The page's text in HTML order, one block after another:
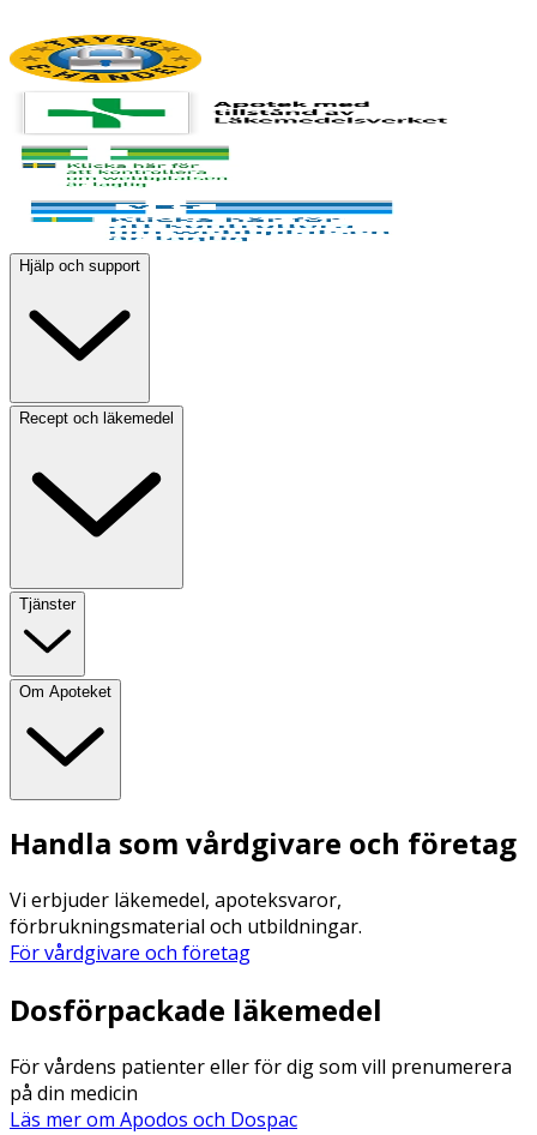
Hjälp och support
Recept och läkemedel
Tjänster
Om Apoteket
Handla som vårdgivare och företag
Vi erbjuder läkemedel, apoteksvaror,
förbrukningsmaterial och utbildningar.
För vårdgivare och företag
Dosförpackade läkemedel
För vårdens patienter eller för dig som vill prenumerera
på din medicin
Läs mer om Apodos och Dospac